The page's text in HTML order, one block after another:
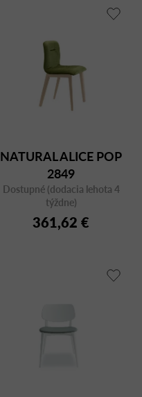
NATURAL ALICE POP
2849
Dostupné (dodacia lehota 4
týždne)
361,62 €